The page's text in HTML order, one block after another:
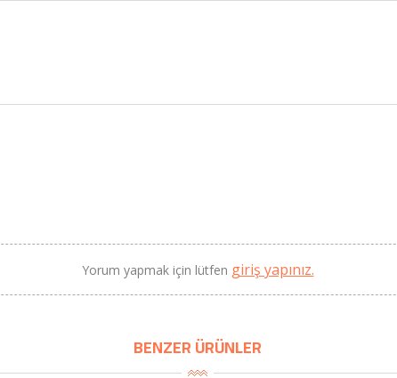
Yorum yapmak için lütfen giriş yapınız.
BENZER ÜRÜNLER
SEPETE EKLE